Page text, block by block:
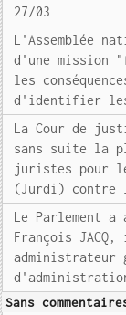
27/03
L'Assemblée
d'une mission
les
d'identifier les
La Cour de
sans suite la
juristes pour
(Jurdi) contre
Le Parlement a
François
administrateur
Sans